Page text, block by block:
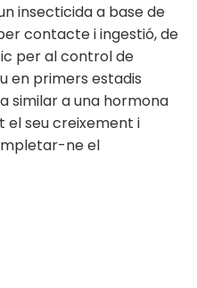
un insecticida a base de
contacte i ingestió, de
per al control de
en primers estadis
similar a una hormona
el seu creixement i
ne el